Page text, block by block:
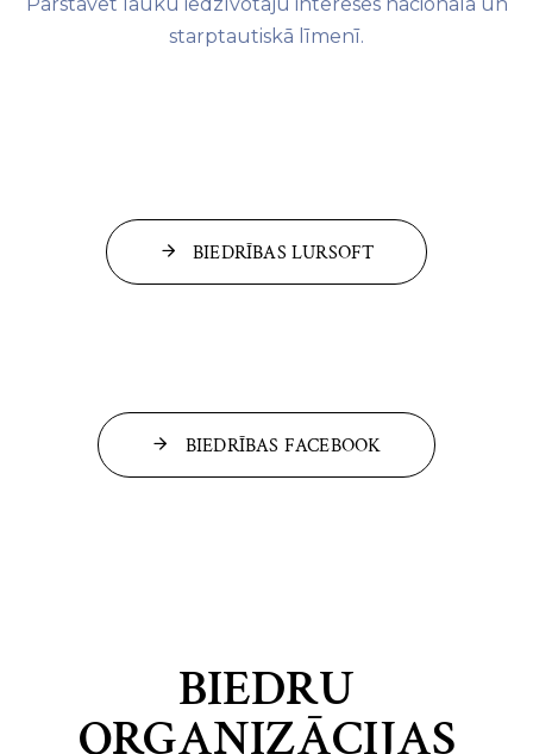
starptautiskā līmenī.
BIEDRĪBAS LURSOFT
BIEDRĪBAS FACEBOOK
BIEDRU
ORGANIZĀCIJAS